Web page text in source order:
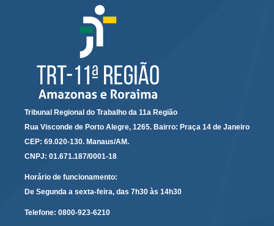
Concursos
Contas abertas em nome dos beneficiários
Diários Eletrônicos
e-Doc
Espaço do Servidor
Guias de recolhimento
Leilão Público
META 9 do CNJ
Tribunal Regional do Trabalho da 11a Região
Rua Visconde de Porto Alegre, 1265. Bairro: Praça 14 de Janeiro
CEP: 69.020-130. Manaus/AM.
CNPJ: 01.671.187/0001-18
Horário de funcionamento:
De Segunda a sexta-feira, das 7h30 às 14h30
Telefone: 0800-923-6210